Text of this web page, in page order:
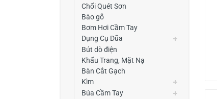
Chổi Quét Sơn
Bào gỗ
Bơm Hơi Cầm Tay
Dụng Cụ Dũa
Bút dò điện
Khẩu Trang, Mặt Nạ
Bàn Cắt Gạch
Kìm
Búa Cầm Tay